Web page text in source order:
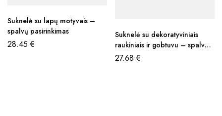
Suknelė su lapų motyvais –
spalvų pasirinkimas
28.45€
Suknelė su dekoratyviniais
raukiniais ir gobtuvu – spalvų
pasirinkimas
27.68€